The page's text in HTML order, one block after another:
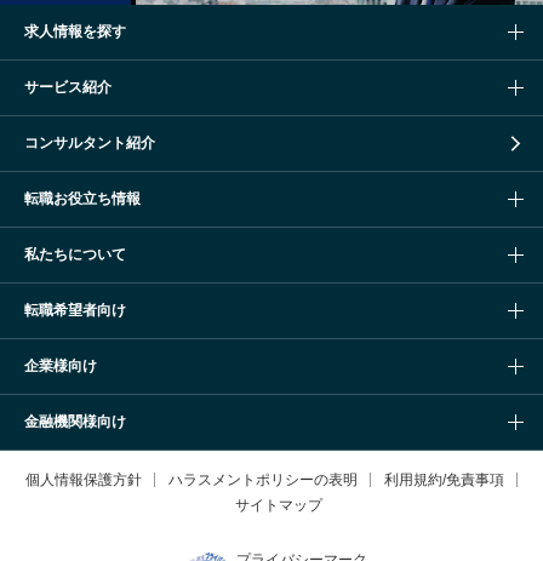
求人情報を探す
サービス紹介
コンサルタント紹介
転職お役立ち情報
私たちについて
転職希望者向け
企業様向け
金融機関様向け
個人情報保護方針 ハラスメントポリシーの表明
利用規約/免責事項
サイトマップ